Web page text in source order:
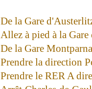
De la Gare
Allez à pied à la
De la Gare
Prendre la direction
Prendre le RER A